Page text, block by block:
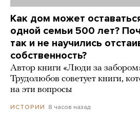
Как дом может
одной семьи 500 лет?
так и не научились
собственность?
Автор книги «Люди за
Трудолюбов советует книги,
на эти вопросы
ИСТОРИИ 8 часов назад